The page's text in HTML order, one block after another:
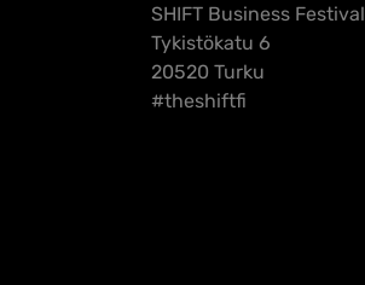
SHIFT Business Festival
Tykistökatu 6
20520 Turku
#theshiftfi